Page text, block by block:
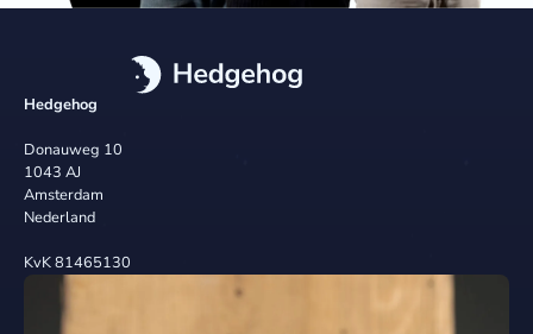
Hedgehog
Donauweg 10
1043 AJ
Amsterdam
Nederland
KvK 81465130